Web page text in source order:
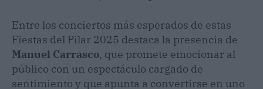
Entre los conciertos más esperados de estas
Fiestas del Pilar 2025 destaca la presencia de
Manuel Carrasco, que promete emocionar al
público con un espectáculo cargado de
sentimiento y que apunta a convertirse en uno